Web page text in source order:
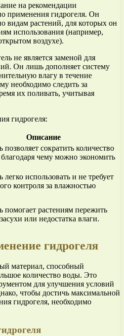
на рекомендации
применения гидрогеля. Он
видам растений, для которых он
использования (например,
воздухе).
не является заменой для
Он лишь дополняет систему
влагу в течение
необходимо следить за
их поливать, учитывая
гидрогеля:
Описание
позволяет сократить количество
чему можно экономить
легко использовать и не требует
контроля за влажностью
помогает растениям пережить
или недостатка влаги.
гидрогеля
материал, способный
количество воды. Это
для улучшения условий
чтобы достичь максимальной
гидрогеля, необходимо